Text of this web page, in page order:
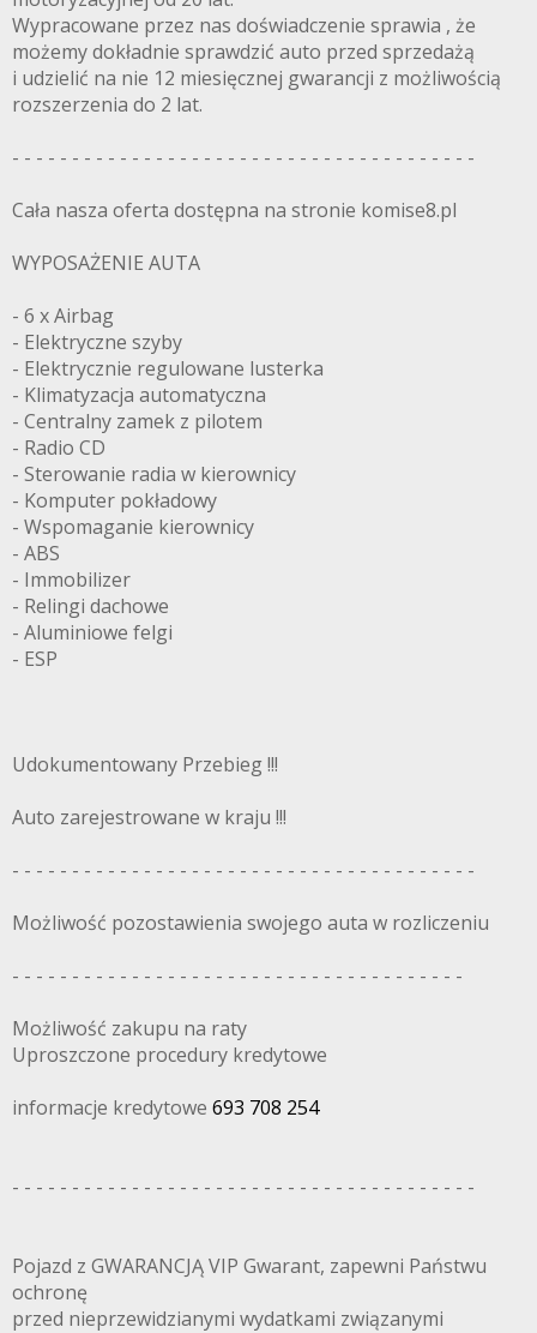
Wypracowane przez nas doświadczenie sprawia , że
możemy dokładnie sprawdzić auto przed sprzedażą
i udzielić na nie 12 miesięcznej gwarancji z możliwością
rozszerzenia do 2 lat.
- - - - - - - - - - - - - - - - - - - - - - - - - - - - - - - - - - - - - - -
Cała nasza oferta dostępna na stronie komise8.pl
WYPOSAŻENIE AUTA
- 6 x Airbag
- Elektryczne szyby
- Elektrycznie regulowane lusterka
- Klimatyzacja automatyczna
- Centralny zamek z pilotem
- Radio CD
- Sterowanie radia w kierownicy
- Komputer pokładowy
- Wspomaganie kierownicy
- ABS
- Immobilizer
- Relingi dachowe
- Aluminiowe felgi
- ESP
Udokumentowany Przebieg !!!
Auto zarejestrowane w kraju !!!
- - - - - - - - - - - - - - - - - - - - - - - - - - - - - - - - - - - - - - -
Możliwość pozostawienia swojego auta w rozliczeniu
- - - - - - - - - - - - - - - - - - - - - - - - - - - - - - - - - - - - - -
Możliwość zakupu na raty
Uproszczone procedury kredytowe
informacje kredytowe 693 708 254
- - - - - - - - - - - - - - - - - - - - - - - - - - - - - - - - - - - - - - -
Pojazd z GWARANCJĄ VIP Gwarant, zapewni Państwu
ochronę
przed nieprzewidzianymi wydatkami związanymi